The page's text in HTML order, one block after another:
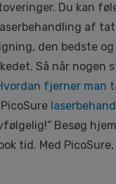
Du kan
af
den bedste
Så når nogen
fjerner man
Besøg
tid. Med